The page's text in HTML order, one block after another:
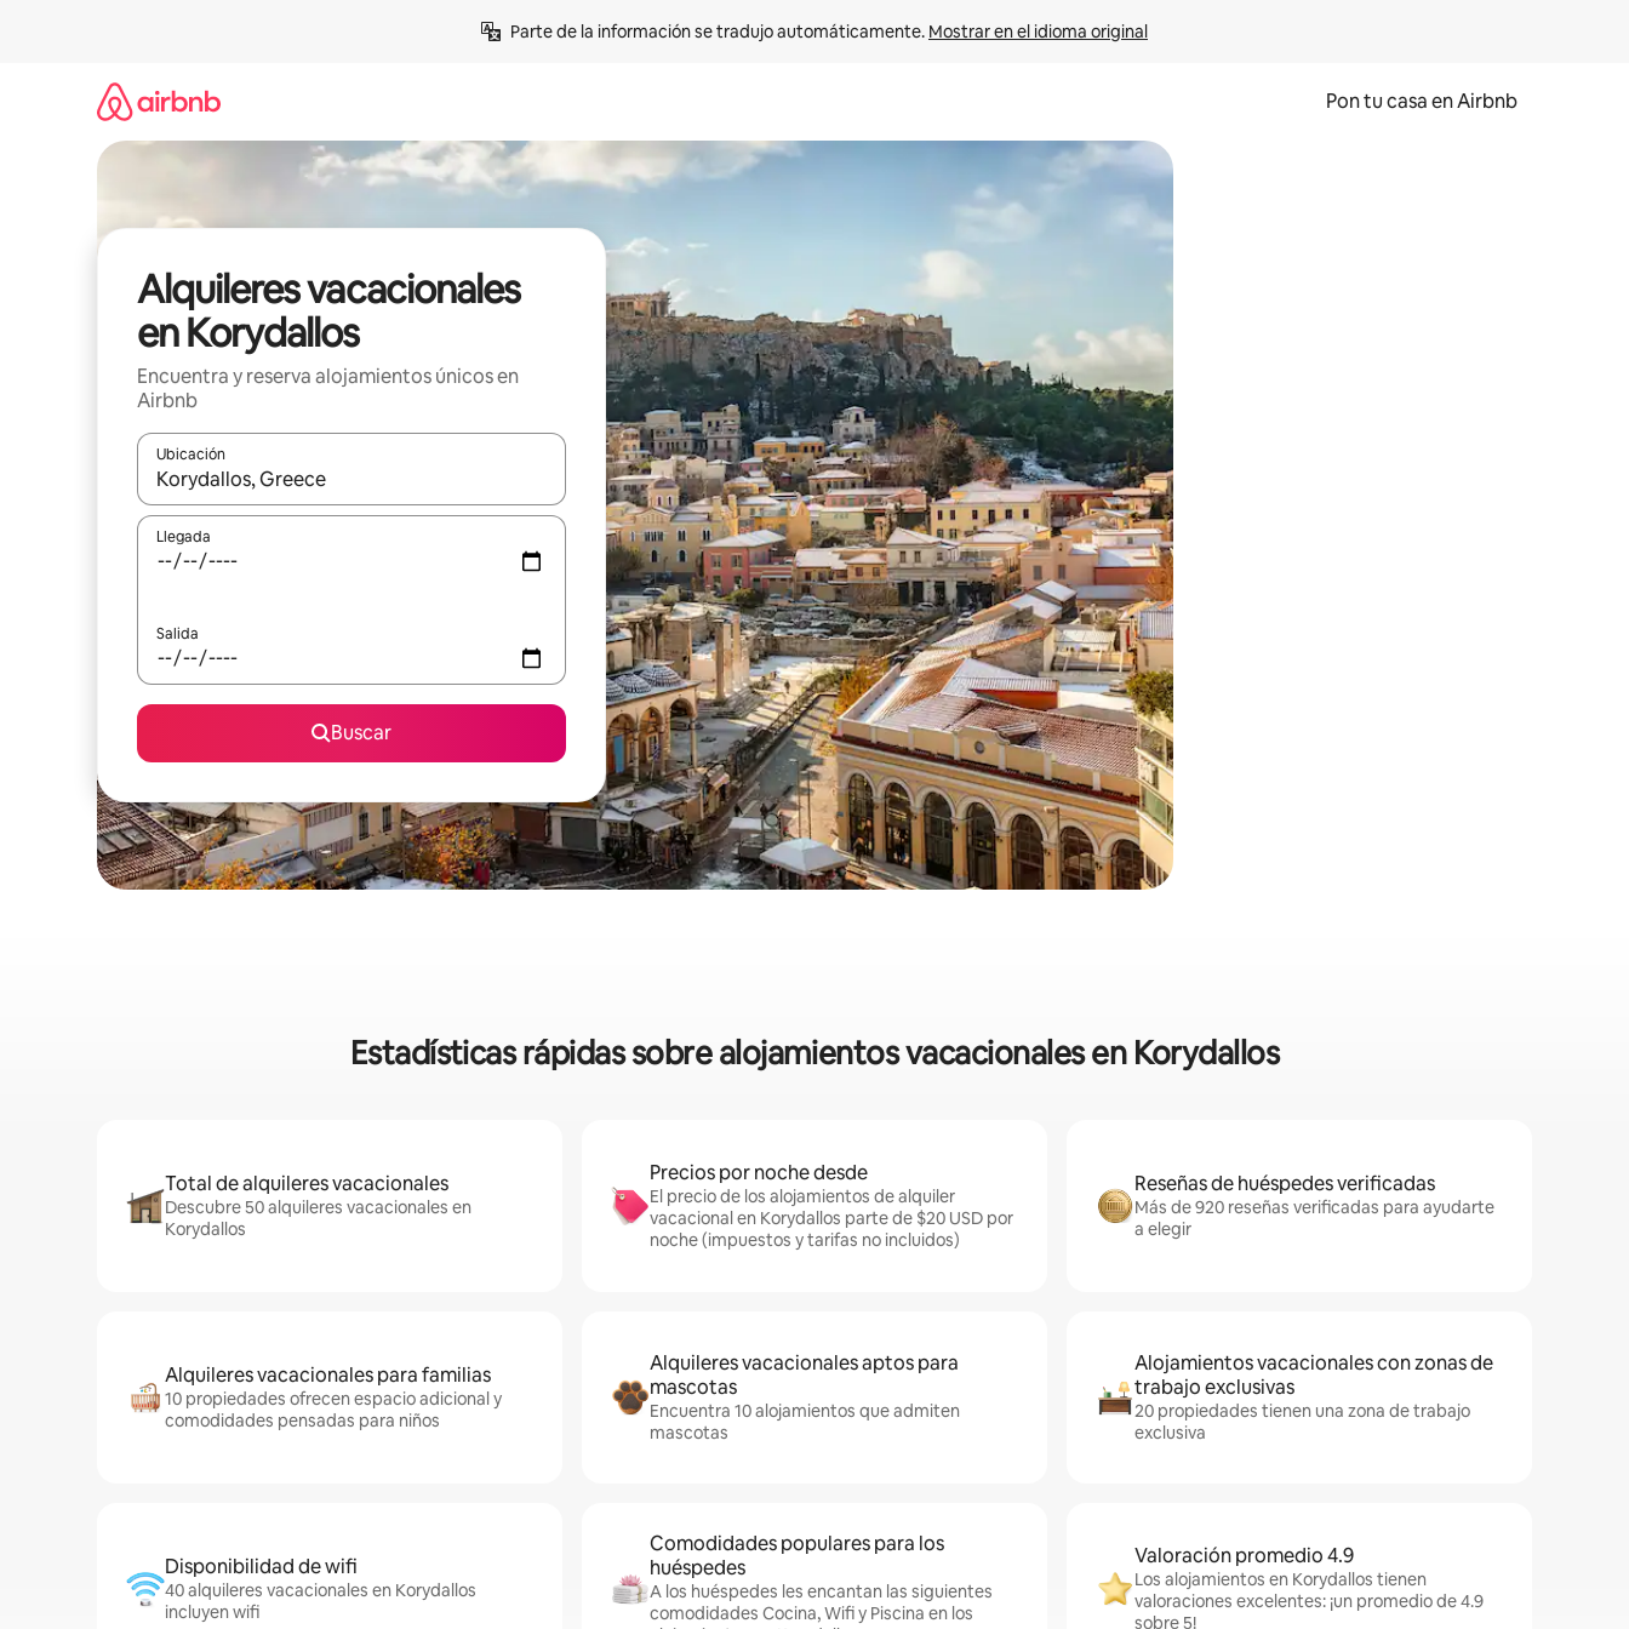
Parte de la información se tradujo automáticamente. Mostrar en el idioma original
Pon tu casa en Airbnb
Alquileres vacacionales
en Korydallos
Encuentra y reserva alojamientos únicos en
Airbnb
Ubicación
Cuando los resultados estén disponibles, navega con las teclas de flecha hacia arriba y hacia abajo o explora con el tacto o desliza el dedo.
Llegada
Salida
Buscar
Estadísticas rápidas sobre alojamientos vacacionales en Korydallos
Total de alquileres vacacionales
Descubre 50 alquileres vacacionales en
Korydallos
Precios por noche desde
El precio de los alojamientos de alquiler
vacacional en Korydallos parte de $20 USD por
noche (impuestos y tarifas no incluidos)
Reseñas de huéspedes verificadas
Más de 920 reseñas verificadas para ayudarte
a elegir
Alquileres vacacionales para familias
10 propiedades ofrecen espacio adicional y
comodidades pensadas para niños
Alquileres vacacionales aptos para
mascotas
Encuentra 10 alojamientos que admiten
mascotas
Alojamientos vacacionales con zonas de
trabajo exclusivas
20 propiedades tienen una zona de trabajo
exclusiva
Disponibilidad de wifi
40 alquileres vacacionales en Korydallos
incluyen wifi
Comodidades populares para los
huéspedes
A los huéspedes les encantan las siguientes
comodidades Cocina, Wifi y Piscina en los
Valoración promedio 4.9
Los alojamientos en Korydallos tienen
valoraciones excelentes: ¡un promedio de 4.9
sobre 5!